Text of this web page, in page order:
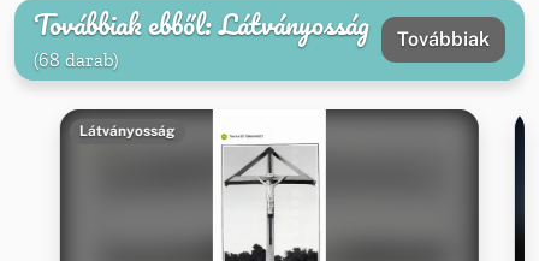
Továbbiak ebből: Látványosság
(68 darab)
Továbbiak
Látványosság